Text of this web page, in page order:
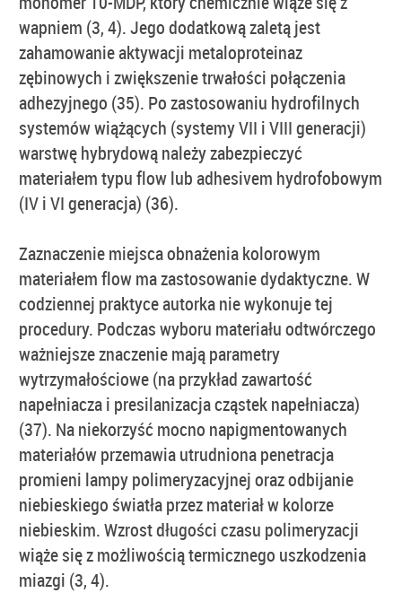
wapniem (3, 4). Jego dodatkową zaletą jest
zahamowanie aktywacji metaloproteinaz
zębinowych i zwiększenie trwałości połączenia
adhezyjnego (35). Po zastosowaniu hydrofilnych
systemów wiążących (systemy VII i VIII generacji)
warstwę hybrydową należy zabezpieczyć
materiałem typu flow lub adhesivem hydrofobowym
(IV i VI generacja) (36).
Zaznaczenie miejsca obnażenia kolorowym
materiałem flow ma zastosowanie dydaktyczne. W
codziennej praktyce autorka nie wykonuje tej
procedury. Podczas wyboru materiału odtwórczego
ważniejsze znaczenie mają parametry
wytrzymałościowe (na przykład zawartość
napełniacza i presilanizacja cząstek napełniacza)
(37). Na niekorzyść mocno napigmentowanych
materiałów przemawia utrudniona penetracja
promieni lampy polimeryzacyjnej oraz odbijanie
niebieskiego światła przez materiał w kolorze
niebieskim. Wzrost długości czasu polimeryzacji
wiąże się z możliwością termicznego uszkodzenia
miazgi (3, 4).